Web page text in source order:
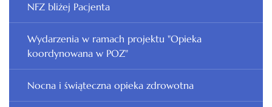
NFZ bliżej Pacjenta
Wydarzenia w ramach projektu "Opieka
koordynowana w POZ"
Nocna i świąteczna opieka zdrowotna